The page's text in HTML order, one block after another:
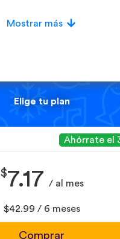
Mostrar más
Elige tu plan
Ahórrate el
$7.17 / al mes
$42.99 / 6 meses
Comprar